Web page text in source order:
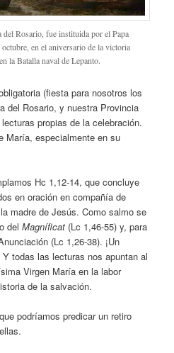
del Rosario, fue instituida por el Papa
en el aniversario de la victoria
la Batalla naval de Lepanto.
(fiesta para nosotros los
del Rosario, y nuestra Provincia
propias de la celebración.
María, especialmente en su
Hc 1,12-14, que concluye
en oración en compañía de
madre de Jesús. Como salmo se
delMagníficat (Lc 1,46-55) y, para
(Lc 1,26-38). ¡Un
todas las lecturas nos apuntan al
Virgen María en la labor
de la salvación.
podríamos predicar un retiro